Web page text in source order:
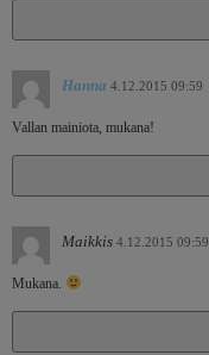
Hanna 4.12.2015 09:59
Vallan mainiota, mukana!
Maikkis 4.12.2015 09:59
Mukana.